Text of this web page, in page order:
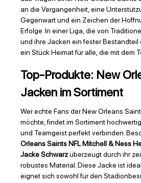
an die Vergangenheit, eine
Gegenwart und ein Zeichen der
Erfolge. In einer Liga, die von
und ihre Jacken ein fester Bestandteil
ein Stück Heimat für alle, die mit dem
Top-Produkte: New
Jacken im Sortiment
Wer echte Fans der New Orleans
möchte, findet im Sortiment
und Teamgeist perfekt verbinden.
Orleans Saints NFL Mitchell & Ness
Jacke Schwarzüberzeugt durch ihr
robustes Material. Diese Jacke ist
eignet sich sowohl für den